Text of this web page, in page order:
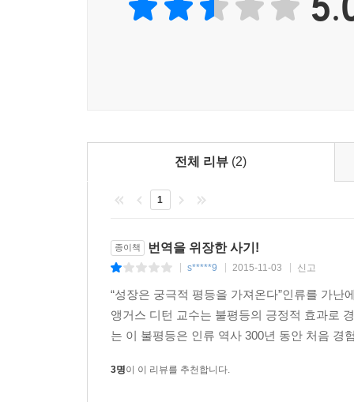
예를 들어 정부가 모든 사람에게 똑같은 수입을
나은 결과를 낳을까? 《위대한 탈출》에서 앵거
논의에 초점을 맞춘다.
불평등은 성장의 또 다른 기회이다!
분명 경제성장은 빈곤과 물질적 결핍에서 탈출
집단행동 연구에 몰두한 맨슈어 올슨 교수는 다
사실을 예측했다. 엄청난 부의 집중 현상은 민주
서비스 제공자와 환자 그리고 정당 간에 분배 갈
전체 리뷰 (2)
1
종이책 번역을 위장한 사기!
s*****9 2015-11-03 신고
“성장은 궁극적 평등을 가져온다”인류를 가난
앵거스 디턴 교수는 불평등의 긍정적 효과로
는 이 불평등은 인류 역사 300년 동안 처음
3명이 이 리뷰를 추천합니다.